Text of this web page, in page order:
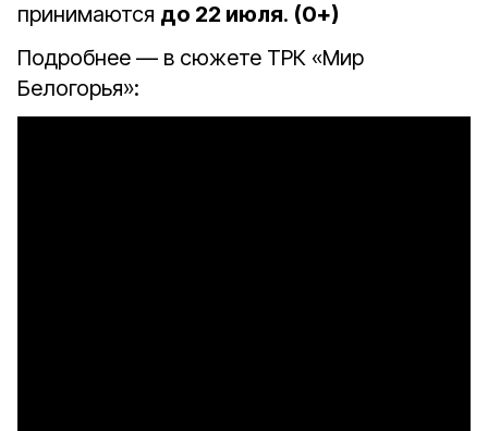
принимаются до 22 июля. (0+)
Подробнее — в сюжете ТРК «Мир
Белогорья»: